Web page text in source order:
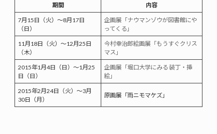
期間 内容
7月15日（火）～8月17日
（日）
企画展「ナウマンゾウが図書館にや
ってくる」
11月18日（火）～12月25日
（木）
今村幸治郎絵画展「もうすぐクリス
マス」
2015年1月4日（日）～1月25
日（日）
企画展「堀口大学にみる 装丁・挿
絵」
2015年2月24日（火）～3月
30日（月）
原画展「雨ニモマケズ」